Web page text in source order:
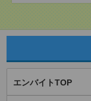
エンバイトTOP